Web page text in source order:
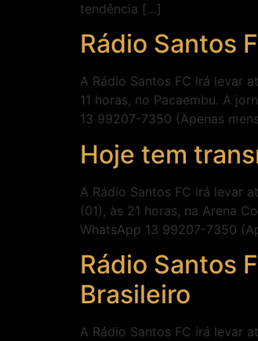
tendência […]
Rádio Santos
A Rádio Santos FC irá levar
11 horas, no Pacaembu. A
13 99207-7350 (Apenas
Hoje tem
A Rádio Santos FC irá levar
(01), às 21 horas, na Arena
WhatsApp 13 99207-7350
Rádio Santos
Brasileiro
A Rádio Santos FC irá levar